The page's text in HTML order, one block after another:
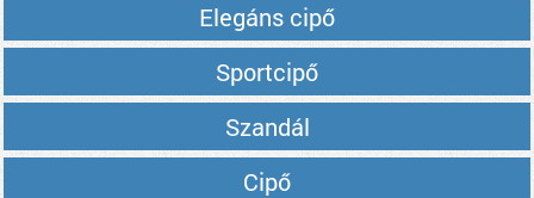
Elegáns cipő
Sportcipő
Szandál
Cipő